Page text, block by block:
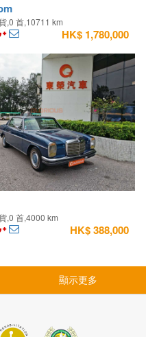
,0 首,10711 km
HK$ 1,780,000
,0 首,4000 km
HK$ 388,000
顯示更多